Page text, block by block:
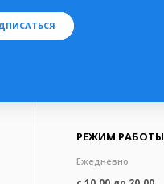
РЕЖИМ РАБОТЫ
Ежедневно